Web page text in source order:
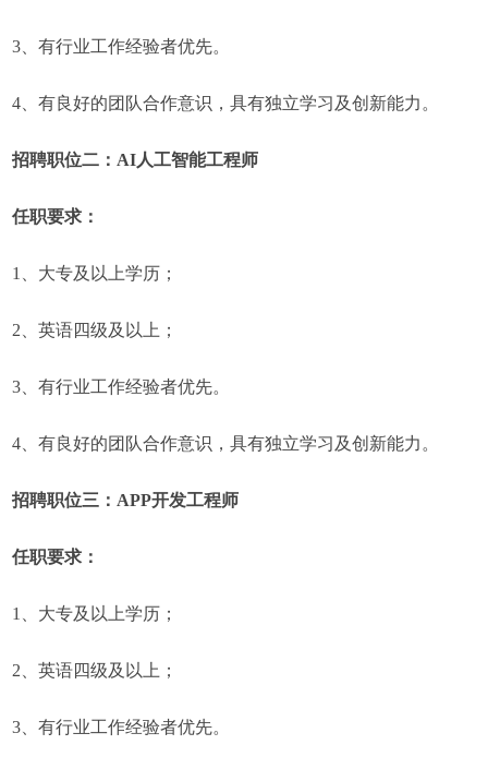
3、有行业工作经验者优先。
4、有良好的团队合作意识，具有独立学习及创新能力。
招聘职位二：AI人工智能工程师
任职要求：
1、大专及以上学历；
2、英语四级及以上；
3、有行业工作经验者优先。
4、有良好的团队合作意识，具有独立学习及创新能力。
招聘职位三：APP开发工程师
任职要求：
1、大专及以上学历；
2、英语四级及以上；
3、有行业工作经验者优先。